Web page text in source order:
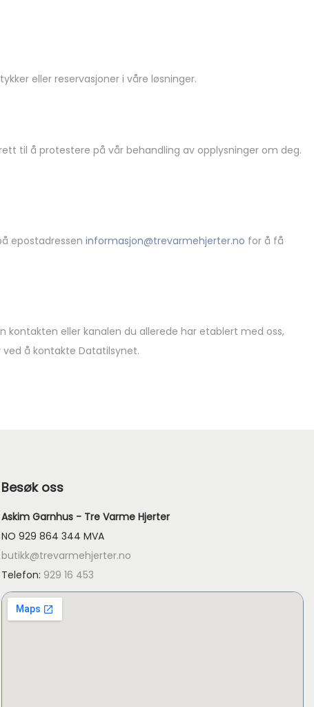
eller reservasjoner i våre løsninger.
til å protestere på vår behandling av opplysninger om deg.
epostadressen informasjon@trevarmehjerter.no for å få
kontakten eller kanalen du allerede har etablert med oss,
ved å kontakte Datatilsynet.
Besøk oss
Askim Garnhus - Tre Varme Hjerter
NO 929 864 344 MVA
butikk@trevarmehjerter.no
Telefon: 929 16 453